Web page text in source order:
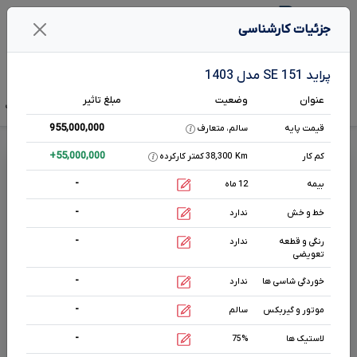
تخمین قیمت قیمت صفر تحلیل بازار هم رده‌ها‌ مشخصات
قیمت پراید SE
مشخصات بیشتر
1300cc
جزئیات کارشناسی
پراید 151 SE مدل 1403
عنوان وضعیت مبلغ تاثیر
قیمت پایه سالم، متعارف 955,000,000
کم کار Km 38,300 کمتر کارکرده 55,000,000
+
بیمه 12 ماه -
خط و خش ندارد -
رنگی و قطعه
تعویضی
ندارد -
خوردگی شاسی ها ندارد -
موتور و گیربکس سالم -
لاستیک ها 75%
-